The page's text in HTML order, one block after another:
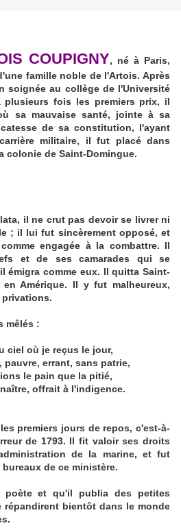
COUPIGNY, né à Paris,
famille noble de l'Artois. Après
soignée au collège de l'Université
plusieurs fois les premiers prix, il
sa mauvaise santé, jointe à sa
de sa constitution, l'ayant
militaire, il fut placé dans
colonie de Saint-Domingue.
il ne crut pas devoir se livrer ni
; il lui fut sincèrement opposé, et
engagée à la combattre. Il
et de ses camarades qui se
émigra comme eux. Il quitta Saint-
Amérique. Il y fut malheureux,
privations.
mêlés :
ciel où je reçus le jour,
pauvre, errant, sans patrie,
le pain que la pitié,
offrait à l'indigence.
premiers jours de repos, c'est-à-
de 1793. Il fit valoir ses droits
de la marine, et fut
de ce ministère.
et qu'il publia des petites
répandirent bientôt dans le monde